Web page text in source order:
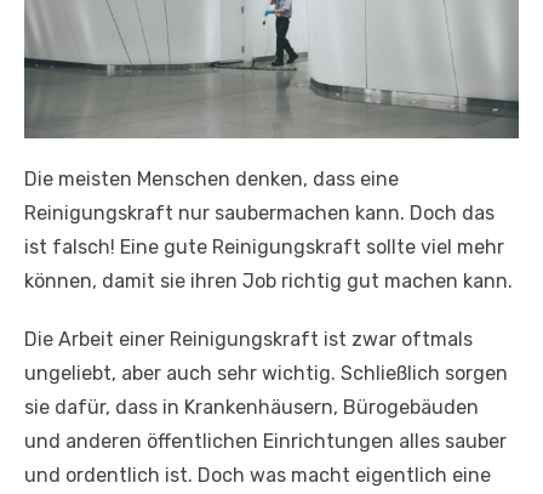
Die meisten Menschen denken, dass eine
Reinigungskraft nur saubermachen kann. Doch das
ist falsch! Eine gute Reinigungskraft sollte viel mehr
können, damit sie ihren Job richtig gut machen kann.
Die Arbeit einer Reinigungskraft ist zwar oftmals
ungeliebt, aber auch sehr wichtig. Schließlich sorgen
sie dafür, dass in Krankenhäusern, Bürogebäuden
und anderen öffentlichen Einrichtungen alles sauber
und ordentlich ist. Doch was macht eigentlich eine